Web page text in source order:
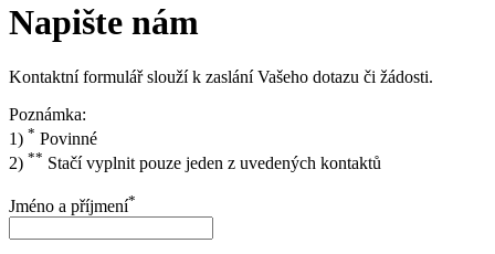
Napište nám
Kontaktní formulář slouží k zaslání Vašeho dotazu či žádosti.
Poznámka:
1) * Povinné
2) ** Stačí vyplnit pouze jeden z uvedených kontaktů
Jméno a příjmení*